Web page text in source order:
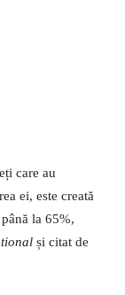
care au
ei, este creată
la 65%,
și citat de